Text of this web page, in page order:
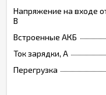
Напряжение на входе
В
Встроенные АКБ
Ток зарядки, А
Перегрузка